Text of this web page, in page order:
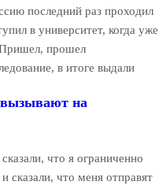
последний раз проходил
в университет, когда уже
Пришел, прошел
в итоге выдали
на
что я ограниченно
сказали, что меня отправят